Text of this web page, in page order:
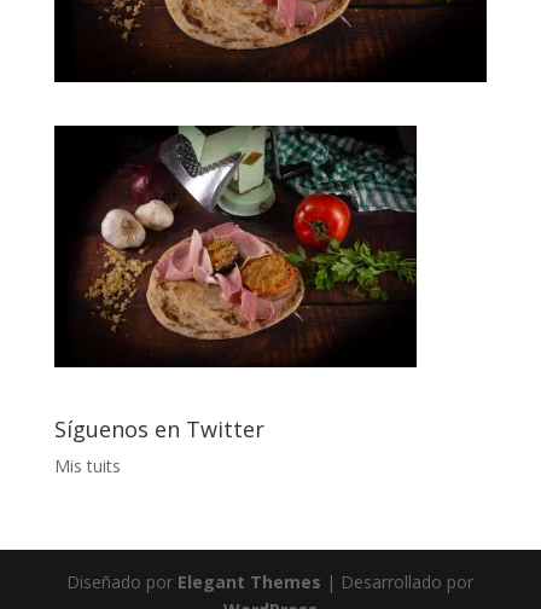
Síguenos en Twitter
Mis tuits
Diseñado por Elegant Themes | Desarrollado por